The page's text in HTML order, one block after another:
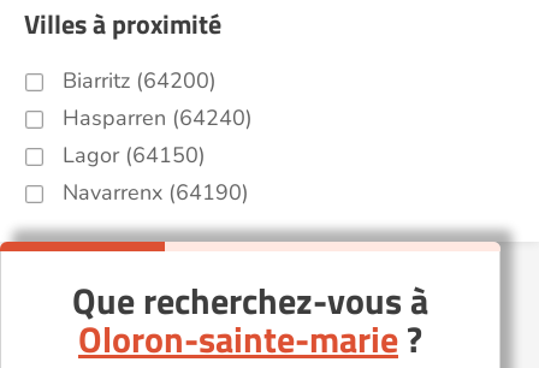
Villes à proximité
Biarritz (64200)
Hasparren (64240)
Lagor (64150)
Navarrenx (64190)
Que recherchez-vous à
Oloron-sainte-marie?